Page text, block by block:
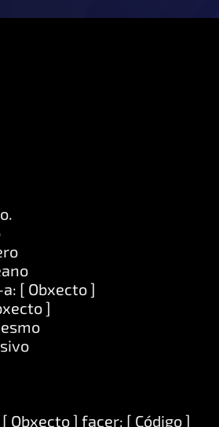
[ Obxecto ]
]
Obxecto ] facer: [ Código ]